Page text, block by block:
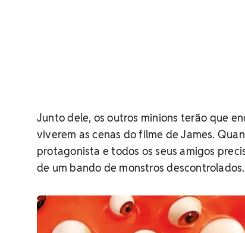
Junto dele, os outros minions terão que
viverem as cenas do filme de James.
protagonista e todos os seus amigos
de um bando de monstros descontrolados.